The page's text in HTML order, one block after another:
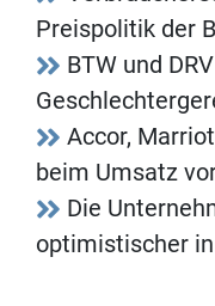
Preispolitik der
BTW und
Accor,
beim Umsatz
Die
optimistischer